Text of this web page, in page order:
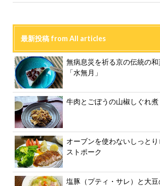
最新投稿 from All articles
無病息災を祈る京の伝統の和
「水無月」
牛肉とごぼうの山椒しぐれ煮
オーブンを使わないしっとり
ストポーク
塩豚（プティ・サレ）と大豆